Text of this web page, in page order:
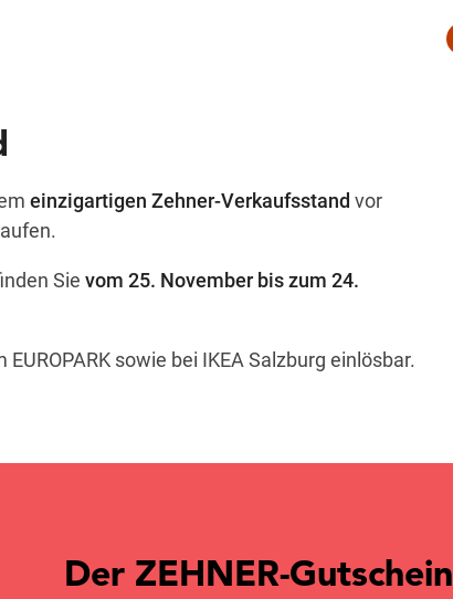
einzigartigen Zehner-Verkaufsstand vor
Sie vom 25. November bis zum 24.
sowie bei IKEA Salzburg einlösbar.
Der ZEHNER-Gutschein